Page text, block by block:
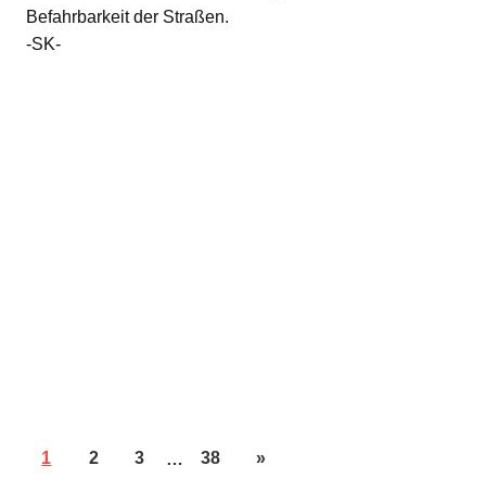
Befahrbarkeit der Straßen.
-SK-
1 2 3 … 38 »